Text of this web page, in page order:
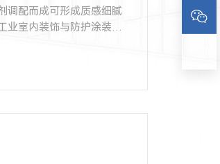
调配而成可形成质感细腻
室内装饰与防护涂装需